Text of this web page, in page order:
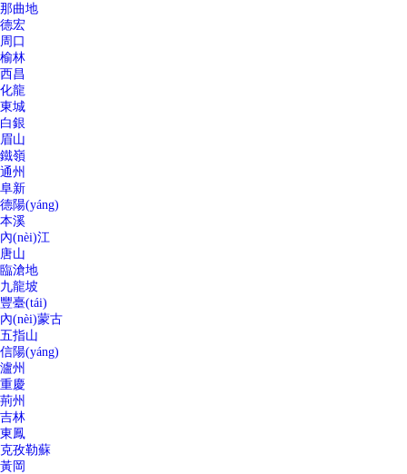
那曲地
德宏
周口
榆林
西昌
化龍
東城
白銀
眉山
鐵嶺
通州
阜新
德陽(yáng)
本溪
內(nèi)江
唐山
臨滄地
九龍坡
豐臺(tái)
內(nèi)蒙古
五指山
信陽(yáng)
瀘州
重慶
荊州
吉林
東鳳
克孜勒蘇
黃岡